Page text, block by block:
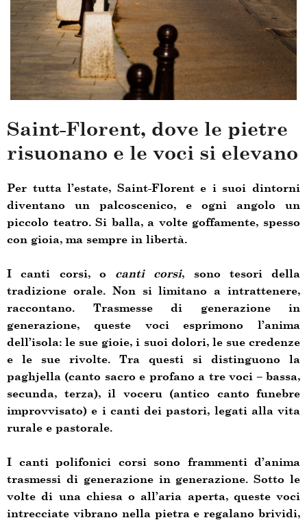
Saint-Florent, dove le pietre
risuonano e le voci si elevano
Per tutta l’estate, Saint-Florent e i suoi dintorni
diventano un palcoscenico, e ogni angolo un
piccolo teatro. Si balla, a volte goffamente, spesso
con gioia, ma sempre in libertà.
I canti corsi, o canti corsi, sono tesori della
tradizione orale. Non si limitano a intrattenere,
raccontano. Trasmesse di generazione in
generazione, queste voci esprimono l’anima
dell’isola: le sue gioie, i suoi dolori, le sue credenze
e le sue rivolte. Tra questi si distinguono la
paghjella (canto sacro e profano a tre voci – bassa,
secunda, terza), il voceru (antico canto funebre
improvvisato) e i canti dei pastori, legati alla vita
rurale e pastorale.
I canti polifonici corsi sono frammenti d’anima
trasmessi di generazione in generazione. Sotto le
volte di una chiesa o all’aria aperta, queste voci
intrecciate vibrano nella pietra e regalano brividi,